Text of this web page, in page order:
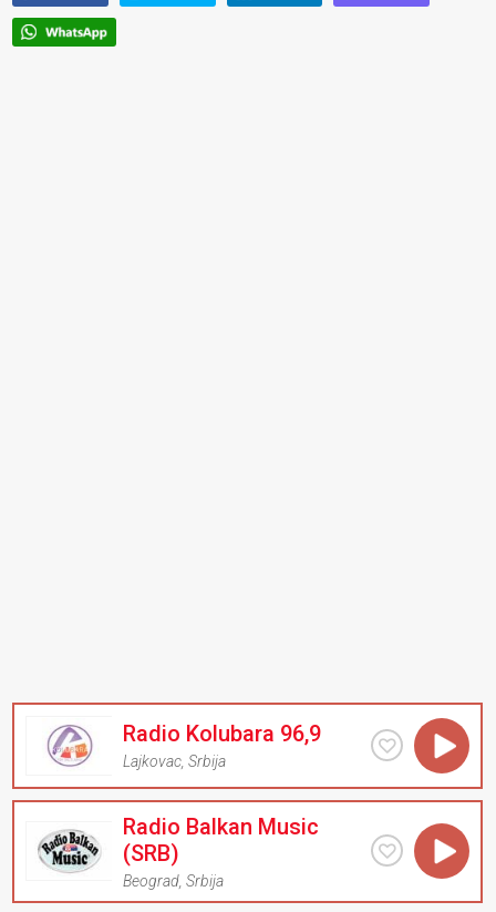
Radio Kolubara 96,9
Lajkovac ,Srbija
Radio Balkan Music
(SRB)
Beograd ,Srbija